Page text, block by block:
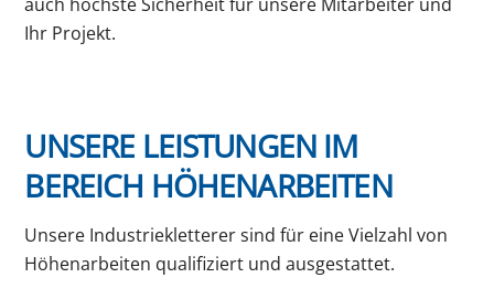
Ihr Projekt.
UNSERE LEISTUNGEN IM
BEREICH HÖHENARBEITEN
Unsere Industriekletterer sind für eine Vielzahl von
Höhenarbeiten qualifiziert und ausgestattet.